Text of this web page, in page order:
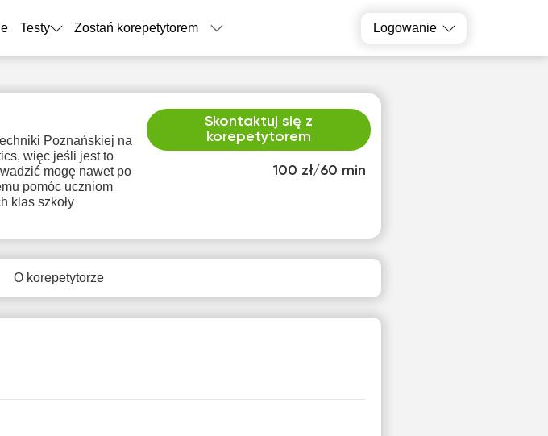
Testy Zostań korepetytorem Logowanie
100 zł/60 min
Skontaktuj się z
korepetytorem
Poznańskiej na
więc jeśli jest to
mogę nawet po
pomóc uczniom
klas szkoły
O korepetytorze
11
12
13
Brak
Brak
dostępnych
dostępnych
dostępnych